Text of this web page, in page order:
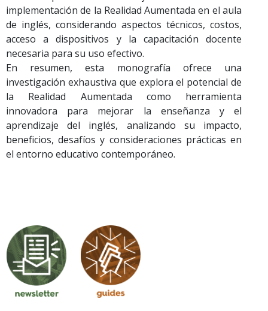
implementación de la Realidad Aumentada en el aula
de inglés, considerando aspectos técnicos, costos,
acceso a dispositivos y la capacitación docente
necesaria para su uso efectivo.
En resumen, esta monografía ofrece una
investigación exhaustiva que explora el potencial de
la Realidad Aumentada como herramienta
innovadora para mejorar la enseñanza y el
aprendizaje del inglés, analizando su impacto,
beneficios, desafíos y consideraciones prácticas en
el entorno educativo contemporáneo.